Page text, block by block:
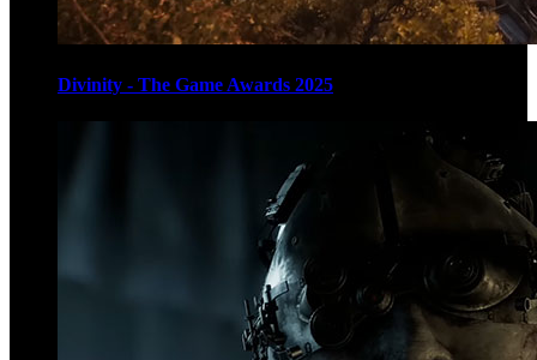
Divinity - The Game Awards 2025